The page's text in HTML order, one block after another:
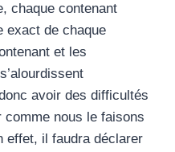
chaque contenant
exact de chaque
et les
avoir des difficultés
nous le faisons
effet, il faudra déclarer